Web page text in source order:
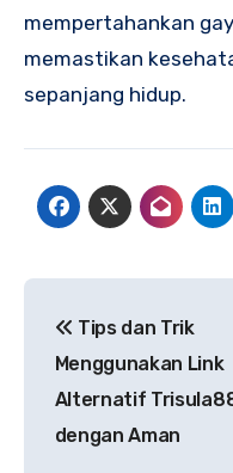
mempertahankan
memastikan
sepanjang hidup.
pos
Tips dan Trik
Menggunakan Link
Alternatif
dengan Aman